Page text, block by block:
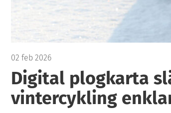
02 feb 2026
Digital plogkarta
vintercykling